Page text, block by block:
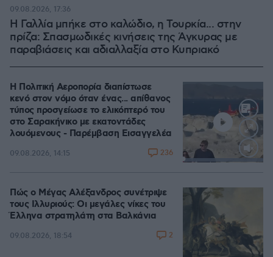
Η Γαλλία μπήκε στο καλώδιο, η Τουρκία... στην
πρίζα: Σπασμωδικές κινήσεις της Άγκυρας με
παραβιάσεις και αδιαλλαξία στο Κυπριακό
09.08.2026, 17:36
Loaded
Η Πολιτική Αεροπορία διαπίστωσε
κενό στον νόμο όταν ένας... απίθανος
τύπος προσγείωσε το ελικόπτερό του
στο Σαρακήνικο με εκατοντάδες
λουόμενους - Παρέμβαση Εισαγγελέα
09.08.2026, 14:15 236
Πώς ο Μέγας Αλέξανδρος συνέτριψε
τους Ιλλυριούς: Οι μεγάλες νίκες του
Έλληνα στρατηλάτη στα Βαλκάνια
09.08.2026, 18:54 2